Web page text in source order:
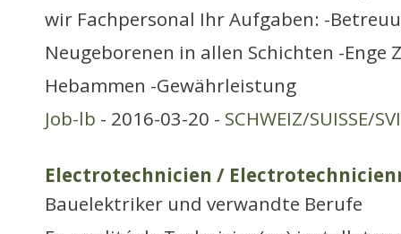
wir Fachpersonal Ihr Aufgaben: -
Neugeborenen in allen Schichten -
Hebammen -Gewährleistung
Job-lb - 2016-03-20 - SCHWEIZ/SUISSE/
Electrotechnicien /
Bauelektriker und verwandte Berufe